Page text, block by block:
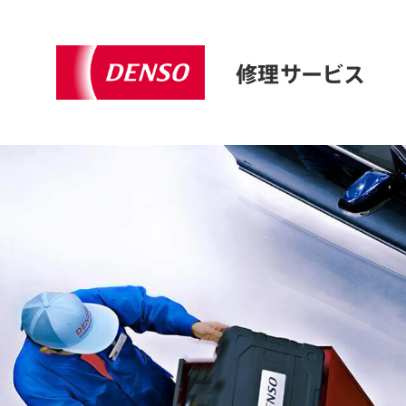
修理サービス